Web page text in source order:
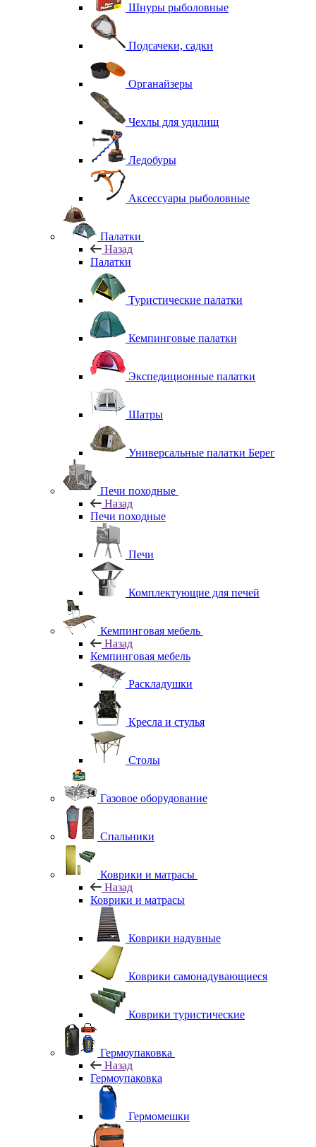
Шнуры рыболовные
Подсачеки, садки
Органайзеры
Чехлы для удилищ
Ледобуры
Аксессуары рыболовные
Палатки
Назад
Палатки
Туристические палатки
Кемпинговые палатки
Экспедиционные палатки
Шатры
Универсальные палатки Берег
Печи походные
Назад
Печи походные
Печи
Комплектующие для печей
Кемпинговая мебель
Назад
Кемпинговая мебель
Раскладушки
Кресла и стулья
Столы
Газовое оборудование
Спальники
Коврики и матрасы
Назад
Коврики и матрасы
Коврики надувные
Коврики самонадувающиеся
Коврики туристические
Гермоупаковка
Назад
Гермоупаковка
Гермомешки